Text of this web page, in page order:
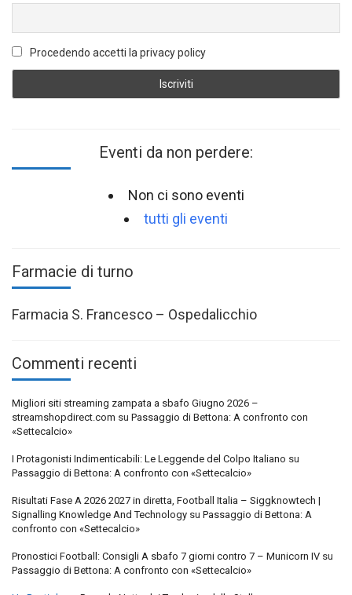
Procedendo accetti la privacy policy
Eventi da non perdere:
Non ci sono eventi
tutti gli eventi
Farmacie di turno
Farmacia S. Francesco – Ospedalicchio
Commenti recenti
Migliori siti streaming zampata a sbafo Giugno 2026 –
streamshopdirect.com su Passaggio di Bettona: A confronto con
«Settecalcio»
I Protagonisti Indimenticabili: Le Leggende del Colpo Italiano su
Passaggio di Bettona: A confronto con «Settecalcio»
Risultati Fase A 2026 2027 in diretta, Football Italia – Siggknowtech |
Signalling Knowledge And Technology su Passaggio di Bettona: A
confronto con «Settecalcio»
Pronostici Football: Consigli A sbafo 7 giorni contro 7 – Municorn IV su
Passaggio di Bettona: A confronto con «Settecalcio»